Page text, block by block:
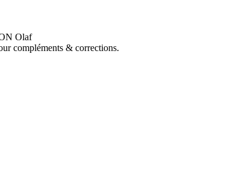
Olaf
compléments & corrections.